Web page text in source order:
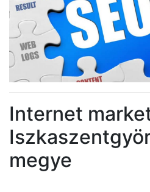
Internet
megye